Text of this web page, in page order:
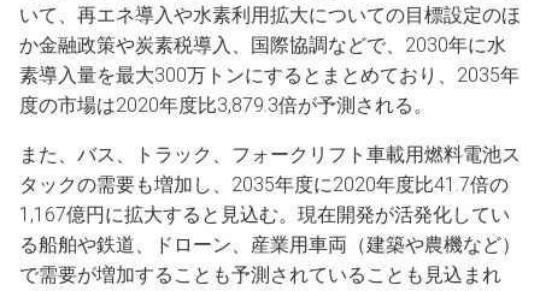
いて、再エネ導入や水素利用拡大についての目標設定のほ
か金融政策や炭素税導入、国際協調などで、2030年に水
素導入量を最大300万トンにするとまとめており、2035年
度の市場は2020年度比3,879.3倍が予測される。
また、バス、トラック、フォークリフト車載用燃料電池ス
タックの需要も増加し、2035年度に2020年度比41.7倍の
1,167億円に拡大すると見込む。現在開発が活発化してい
る船舶や鉄道、ドローン、産業用車両（建築や農機など）
で需要が増加することも予測されていることも見込まれ